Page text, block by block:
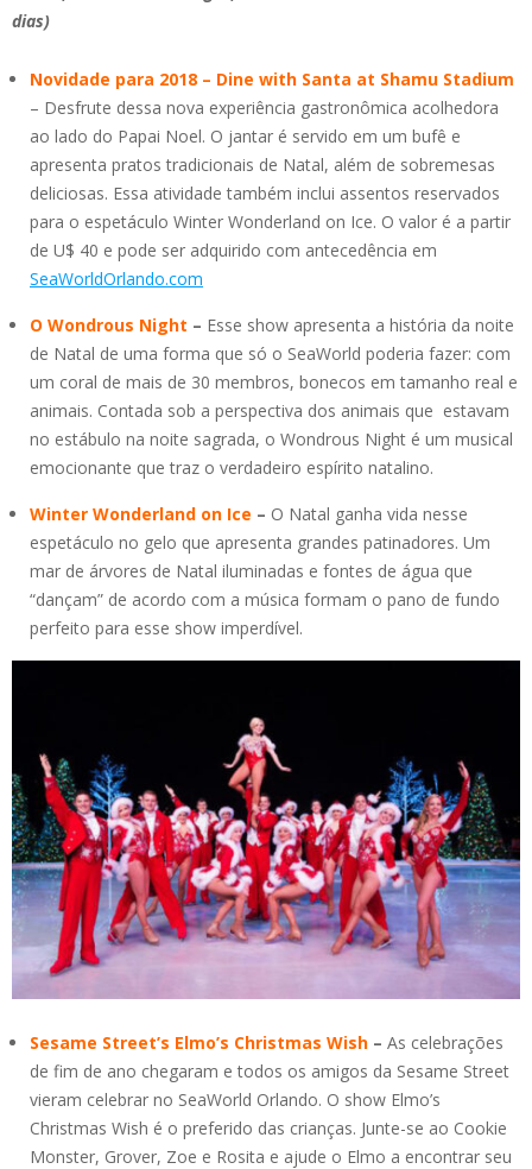
dias)
Novidade para 2018 – Dine with Santa at Shamu Stadium
– Desfrute dessa nova experiência gastronômica acolhedora
ao lado do Papai Noel. O jantar é servido em um bufê e
apresenta pratos tradicionais de Natal, além de sobremesas
deliciosas. Essa atividade também inclui assentos reservados
para o espetáculo Winter Wonderland on Ice. O valor é a partir
de U$ 40 e pode ser adquirido com antecedência em
SeaWorldOrlando.com
O Wondrous Night – Esse show apresenta a história da noite
de Natal de uma forma que só o SeaWorld poderia fazer: com
um coral de mais de 30 membros, bonecos em tamanho real e
animais. Contada sob a perspectiva dos animais que estavam
no estábulo na noite sagrada, o Wondrous Night é um musical
emocionante que traz o verdadeiro espírito natalino.
Winter Wonderland on Ice – O Natal ganha vida nesse
espetáculo no gelo que apresenta grandes patinadores. Um
mar de árvores de Natal iluminadas e fontes de água que
“dançam” de acordo com a música formam o pano de fundo
perfeito para esse show imperdível.
Sesame Street’s Elmo’s Christmas Wish – As celebrações
de fim de ano chegaram e todos os amigos da Sesame Street
vieram celebrar no SeaWorld Orlando. O show Elmo’s
Christmas Wish é o preferido das crianças. Junte-se ao Cookie
Monster, Grover, Zoe e Rosita e ajude o Elmo a encontrar seu